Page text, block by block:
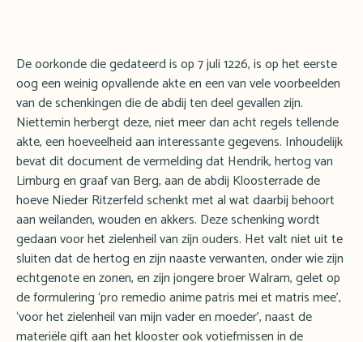
De oorkonde die gedateerd is op 7 juli 1226, is op het eerste
oog een weinig opvallende akte en een van vele voorbeelden
van de schenkingen die de abdij ten deel gevallen zijn.
Niettemin herbergt deze, niet meer dan acht regels tellende
akte, een hoeveelheid aan interessante gegevens. Inhoudelijk
bevat dit document de vermelding dat Hendrik, hertog van
Limburg en graaf van Berg, aan de abdij Kloosterrade de
hoeve Nieder Ritzerfeld schenkt met al wat daarbij behoort
aan weilanden, wouden en akkers. Deze schenking wordt
gedaan voor het zielenheil van zijn ouders. Het valt niet uit te
sluiten dat de hertog en zijn naaste verwanten, onder wie zijn
echtgenote en zonen, en zijn jongere broer Walram, gelet op
de formulering ‘pro remedio anime patris mei et matris mee’,
‘voor het zielenheil van mijn vader en moeder’, naast de
materiële gift aan het klooster ook votiefmissen in de